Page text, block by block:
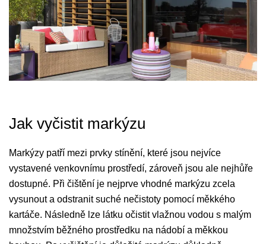
Jak vyčistit markýzu
Markýzy patří mezi prvky stínění, které jsou nejvíce
vystavené venkovnímu prostředí, zároveň jsou ale nejhůře
dostupné. Při čištění je nejprve vhodné markýzu zcela
vysunout a odstranit suché nečistoty pomocí měkkého
kartáče. Následně lze látku očistit vlažnou vodou s malým
množstvím běžného prostředku na nádobí a měkkou